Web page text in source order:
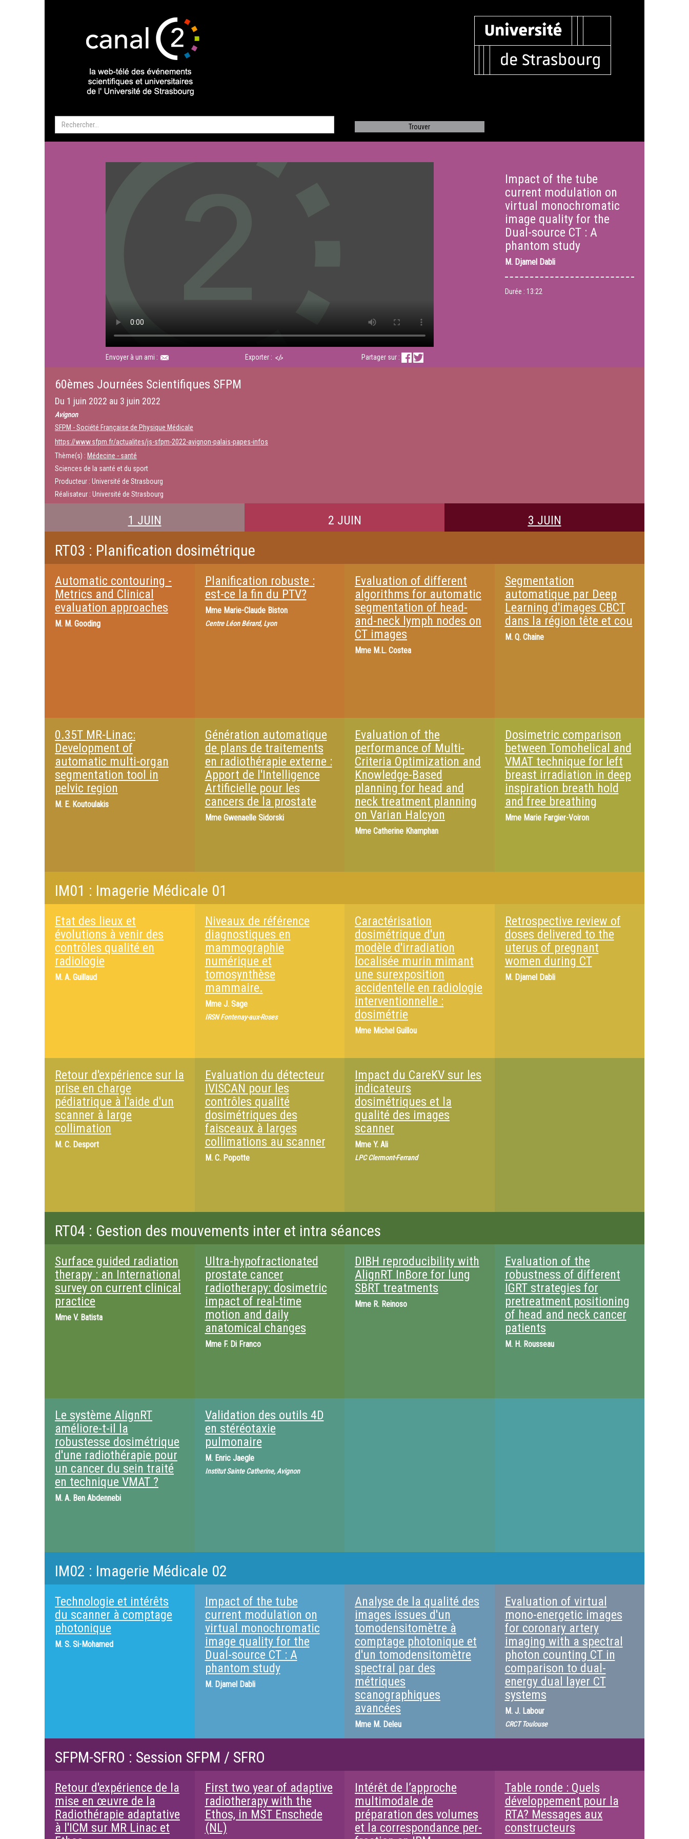
Envoyer à un ami : Exporter : Partager sur :
Impact of the tube
current modulation on
virtual monochromatic
image quality for the
Dual-source CT : A
phantom study
M. Djamel Dabli
Durée : 13:22
60èmes Journées Scientifiques SFPM
Du 1 juin 2022 au 3 juin 2022
Avignon
SFPM - Société Française de Physique Médicale
https://www.sfpm.fr/actualites/js-sfpm-2022-avignon-palais-papes-infos
Thème(s) : Médecine - santé
Sciences de la santé et du sport
Producteur : Université de Strasbourg
Réalisateur : Université de Strasbourg
1 JUIN 2 JUIN 3 JUIN
RT03 : Planification dosimétrique
Automatic contouring -
Metrics and Clinical
evaluation approaches
M. M. Gooding
Planification robuste :
est-ce la fin du PTV?
Mme Marie-Claude Biston
Centre Léon Bérard, Lyon
Evaluation of different
algorithms for automatic
segmentation of head-
and-neck lymph nodes on
CT images
Mme M.L. Costea
Segmentation
automatique par Deep
Learning d'images CBCT
dans la région tête et cou
M. Q. Chaine
0.35T MR-Linac:
Development of
automatic multi-organ
segmentation tool in
pelvic region
M. E. Koutoulakis
Génération automatique
de plans de traitements
en radiothérapie externe :
Apport de l'Intelligence
Artificielle pour les
cancers de la prostate
Mme Gwenaelle Sidorski
Evaluation of the
performance of Multi-
Criteria Optimization and
Knowledge-Based
planning for head and
neck treatment planning
on Varian Halcyon
Mme Catherine Khamphan
Dosimetric comparison
between Tomohelical and
VMAT technique for left
breast irradiation in deep
inspiration breath hold
and free breathing
Mme Marie Fargier-Voiron
IM01 : Imagerie Médicale 01
Etat des lieux et
évolutions à venir des
contrôles qualité en
radiologie
M. A. Guillaud
Niveaux de référence
diagnostiques en
mammographie
numérique et
tomosynthèse
mammaire.
Mme J. Sage
IRSN Fontenay-aux-Roses
Caractérisation
dosimétrique d'un
modèle d'irradiation
localisée murin mimant
une surexposition
accidentelle en radiologie
interventionnelle :
dosimétrie
Mme Michel Guillou
Retrospective review of
doses delivered to the
uterus of pregnant
women during CT
M. Djamel Dabli
Retour d'expérience sur la
prise en charge
pédiatrique à l'aide d'un
scanner à large
collimation
M. C. Desport
Evaluation du détecteur
IVISCAN pour les
contrôles qualité
dosimétriques des
faisceaux à larges
collimations au scanner
M. C. Popotte
Impact du CareKV sur les
indicateurs
dosimétriques et la
qualité des images
scanner
Mme Y. Ali
LPC Clermont-Ferrand
RT04 : Gestion des mouvements inter et intra séances
Surface guided radiation
therapy : an International
survey on current clinical
practice
Mme V. Batista
Ultra-hypofractionated
prostate cancer
radiotherapy: dosimetric
impact of real-time
motion and daily
anatomical changes
Mme F. Di Franco
DIBH reproducibility with
AlignRT InBore for lung
SBRT treatments
Mme R. Reinoso
Evaluation of the
robustness of different
IGRT strategies for
pretreatment positioning
of head and neck cancer
patients
M. H. Rousseau
Le système AlignRT
améliore-t-il la
robustesse dosimétrique
d'une radiothérapie pour
un cancer du sein traité
en technique VMAT ?
M. A. Ben Abdennebi
Validation des outils 4D
en stéréotaxie
pulmonaire
M. Enric Jaegle
Institut Sainte Catherine, Avignon
IM02 : Imagerie Médicale 02
Technologie et intérêts
du scanner à comptage
photonique
M. S. Si-Mohamed
Impact of the tube
current modulation on
virtual monochromatic
image quality for the
Dual-source CT : A
phantom study
M. Djamel Dabli
Analyse de la qualité des
images issues d'un
tomodensitomètre à
comptage photonique et
d'un tomodensitomètre
spectral par des
métriques
scanographiques
avancées
Mme M. Deleu
Evaluation of virtual
mono-energetic images
for coronary artery
imaging with a spectral
photon counting CT in
comparison to dual-
energy dual layer CT
systems
M. J. Labour
CRCT Toulouse
SFPM-SFRO : Session SFPM / SFRO
Retour d'expérience de la
mise en œuvre de la
Radiothérapie adaptative
à l'ICM sur MR Linac et
First two year of adaptive
radiotherapy with the
Ethos, in MST Enschede
(NL)
Intérêt de l’approche
multimodale de
préparation des volumes
et la correspondance per-
Table ronde : Quels
développement pour la
RTA? Messages aux
constructeurs